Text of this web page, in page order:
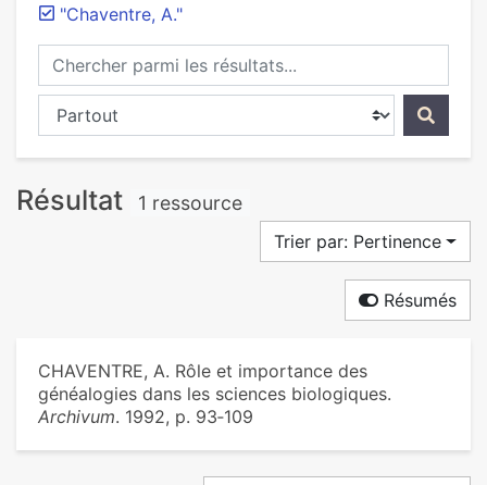
"Chaventre, A."
Chercher parmi les résultats...
Chercher dans...
Résultat 1 ressource
Trier par: Pertinence
Résumés
CHAVENTRE, A. Rôle et importance des
généalogies dans les sciences biologiques.
Archivum. 1992, p. 93‑109